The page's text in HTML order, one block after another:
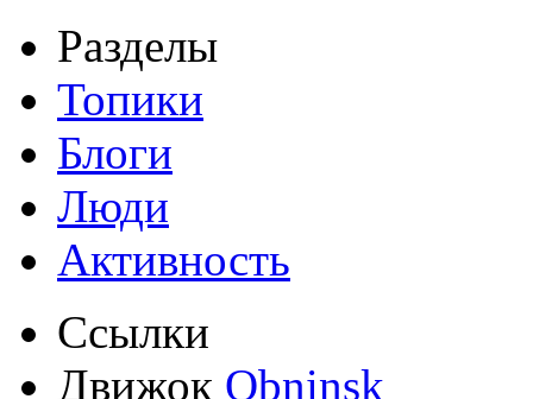
Разделы
Топики
Блоги
Люди
Активность
Ссылки
Движок Obninsk